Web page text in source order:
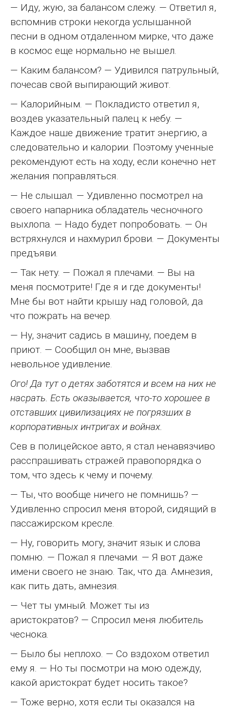
— Иду, жую, за балансом слежу. — Ответил я,
вспомнив строки некогда услышанной
песни в одном отдаленном мирке, что даже
в космос еще нормально не вышел.
— Каким балансом? — Удивился патрульный,
почесав свой выпирающий живот.
— Калорийным. — Покладисто ответил я,
воздев указательный палец к небу. —
Каждое наше движение тратит энергию, а
следовательно и калории. Поэтому ученные
рекомендуют есть на ходу, если конечно нет
желания поправляться.
— Не слышал. — Удивленно посмотрел на
своего напарника обладатель чесночного
выхлопа. — Надо будет попробовать. — Он
встряхнулся и нахмурил брови. — Документы
предъяви.
— Так нету. — Пожал я плечами. — Вы на
меня посмотрите! Где я и где документы!
Мне бы вот найти крышу над головой, да
что пожрать на вечер.
— Ну, значит садись в машину, поедем в
приют. — Сообщил он мне, вызвав
невольное удивление.
Ого! Да тут о детях заботятся и всем на них не
насрать. Есть оказывается, что-то хорошее в
отставших цивилизациях не погрязших в
корпоративных интригах и войнах.
Сев в полицейское авто, я стал ненавязчиво
расспрашивать стражей правопорядка о
том, что здесь к чему и почему.
— Ты, что вообще ничего не помнишь? —
Удивленно спросил меня второй, сидящий в
пассажирском кресле.
— Ну, говорить могу, значит язык и слова
помню. — Пожал я плечами. — Я вот даже
имени своего не знаю. Так, что да. Амнезия,
как пить дать, амнезия.
— Чет ты умный. Может ты из
аристократов? — Спросил меня любитель
чеснока.
— Было бы неплохо. — Со вздохом ответил
ему я. — Но ты посмотри на мою одежду,
какой аристократ будет носить такое?
— Тоже верно, хотя если ты оказался на